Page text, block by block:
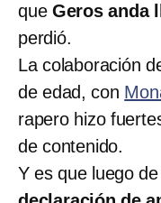
queGeros anda
perdió.
La colaboración
de edad, con
rapero hizo
de contenido.
Y es que luego